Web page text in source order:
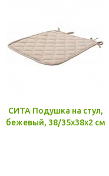
СИТА Подушка на стул,
бежевый, 38/35x38x2 см